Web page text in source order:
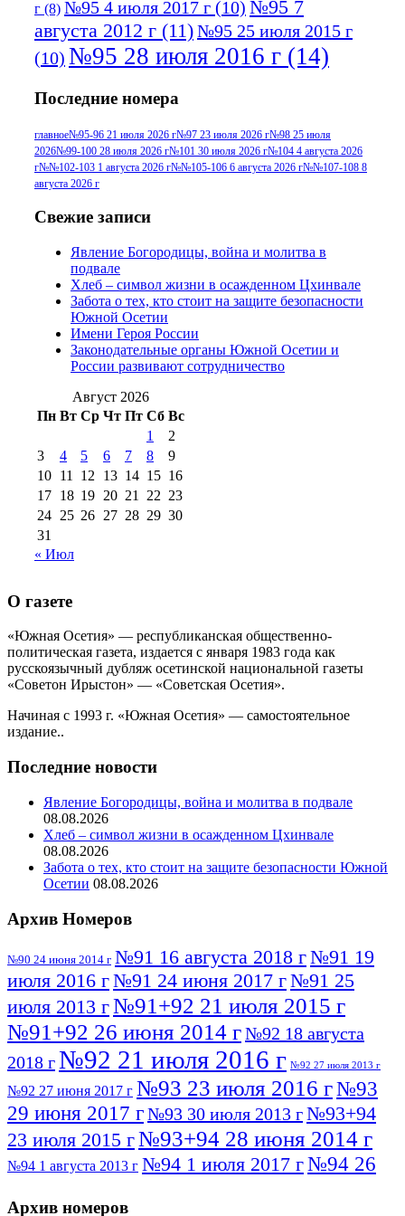
г (8) №95 4 июля 2017 г (10) №95 7
августа 2012 г (11)№95 25 июля 2015 г
(10) №95 28 июля 2016 г (14)
июля 2017 г(11)№96 9 августа 2012
г(13) №96 28 июля 2015 г(9) №96+97 3
июля 2014 г(10)№96+97 30 июля
2016 г(13)
июля 2017 г
2012 г
(15)
№97 30 июля 2015 г
(15)№98 1 августа 2015 г
августа 2016 г(10)№98 5 июля 2014 г(10)
№98 8 августа 2013 г
августа 2012 г(14) №98+99 11 июля
2017 г(9)
№99 4 августа
2016 г(12) №99 8 июля 2014 г
августа 2012 г(11)
августа 2013 г
(12)
Последние номера
главное№95-96 21 июля 2026 г№97 23 июля 2026 г№98 25 июля
2026№99-100 28 июля 2026 г№101 30 июля 2026 г№104 4 августа 2026
г№№102-103 1 августа 2026 г№№105-106 6 августа 2026 г№№107-108 8
августа 2026 г
Свежие записи
Явление Богородицы, война и молитва в
подвале
Хлеб – символ жизни в осажденном Цхинвале
Забота о тех, кто стоит на защите безопасности
Южной Осетии
Имени Героя России
Законодательные органы Южной Осетии и
России развивают сотрудничество
Август 2026
Пн Вт Ср Чт Пт Сб Вс
1
2
3
4 5 6 7 8
9
10 11 12 13 14 15 16
17 18 19 20 21 22 23
24 25 26 27 28 29 30
31
« Июл
О газете
«Южная Осетия» — республиканская общественно-
политическая газета, издается с января 1983 года как
русскоязычный дубляж осетинской национальной газеты
«Советон Ирыстон» — «Советская Осетия».
Начиная с 1993 г. «Южная Осетия» — самостоятельное
издание..
Последние новости
Явление Богородицы, война и молитва в подвале
08.08.2026
Хлеб – символ жизни в осажденном Цхинвале
08.08.2026
Забота о тех, кто стоит на защите безопасности Южной
Осетии 08.08.2026
Архив Номеров
№90 24 июня 2014 г №91 16 августа 2018 г№91 19
июля 2016 г№91 24 июня 2017 г№91 25
июля 2013 г№91+92 21 июля 2015 г
№91+92 26 июня 2014 г№92 18 августа
2018 г№92 21 июля 2016 г №92 27 июля 2013 г
№92 27 июня 2017 г №93 23 июля 2016 г№93
29 июня 2017 г№93 30 июля 2013 г№93+94
23 июля 2015 г№93+94 28 июня 2014 г
№94 1 августа 2013 г №94 1 июля 2017 г№94 26
Архив номеров